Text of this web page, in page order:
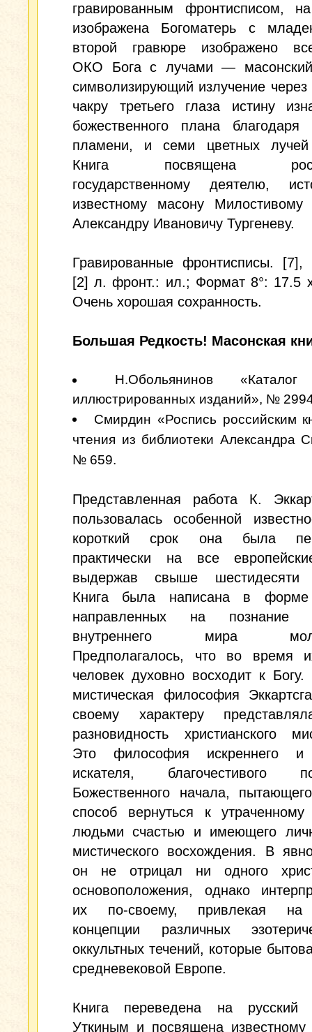
гравированным фронтисписом,
изображена Богоматерь с
второй гравюре изображено
ОКО Бога с лучами —
символизирующий излучение через
чакру третьего глаза истину
божественного плана благодаря
пламени, и семи цветных
Книга посвящена
государственному деятелю,
известному масону Милостивому
Александру Ивановичу Тургеневу.
Гравированные фронтисписы. [7],
[2] л. фронт.: ил.; Формат 8°: 17.5
Очень хорошая сохранность.
Большая Редкость! Масонская
Н.Обольянинов «Каталог
иллюстрированных изданий», №
Смирдин «Роспись российским
чтения из библиотеки Александра
№ 659.
Представленная работа К.
пользовалась особенной
короткий срок она была
практически на все
выдержав свыше шестидесяти
Книга была написана в форме
направленных на
внутреннего мира
Предполагалось, что во время
человек духовно восходит к
мистическая философия
своему характеру
разновидность христианского
Это философия искреннего и
искателя, благочестивого
Божественного начала,
способ вернуться к
людьми счастью и имеющего
мистического восхождения. В
он не отрицал ни одного
основоположения, однако
их по-своему, привлекая
концепции различных
оккультных течений, которые
средневековой Европе.
Книга переведена на
Уткиным и посвящена известному